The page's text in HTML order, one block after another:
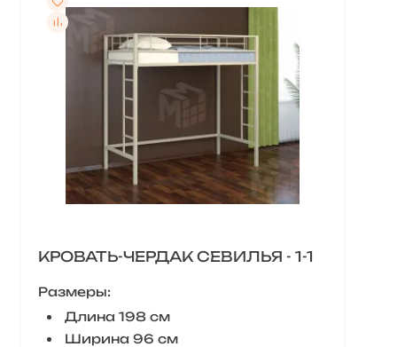
КРОВАТЬ-ЧЕРДАК СЕВИЛЬЯ - 1-1
Размеры:
Длина 198 см
Ширина 96 см